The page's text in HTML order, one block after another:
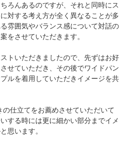
ろんあるのですが、それと同時にス
対する考え方が全く異なることが多
雰囲気やバランス感について対話の
をさせていただきます。
トいただきましたので、先ずはお好
せていただき、その後でワイドパン
ルを着用していただきイメージを共
仕立てをお薦めさせていただいて
する時には更に細かい部分までイメ
思います。